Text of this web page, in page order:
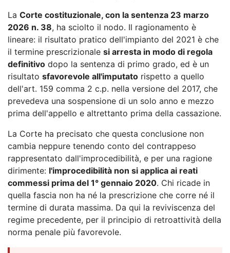
La Corte costituzionale, con la sentenza 23 marzo
2026 n. 38, ha sciolto il nodo. Il ragionamento è
lineare: il risultato pratico dell'impianto del 2021 è che
il termine prescrizionale si arresta in modo di regola
definitivo dopo la sentenza di primo grado, ed è un
risultato sfavorevole all'imputato rispetto a quello
dell'art. 159 comma 2 c.p. nella versione del 2017, che
prevedeva una sospensione di un solo anno e mezzo
prima dell'appello e altrettanto prima della cassazione.
La Corte ha precisato che questa conclusione non
cambia neppure tenendo conto del contrappeso
rappresentato dall'improcedibilità, e per una ragione
dirimente: l'improcedibilità non si applica ai reati
commessi prima del 1° gennaio 2020. Chi ricade in
quella fascia non ha né la prescrizione che corre né il
termine di durata massima. Da qui la reviviscenza del
regime precedente, per il principio di retroattività della
norma penale più favorevole.